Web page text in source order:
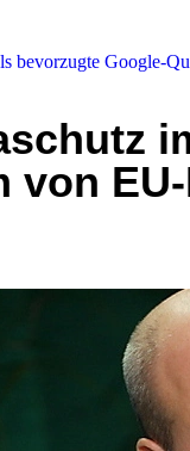
bevorzugte Google-
von